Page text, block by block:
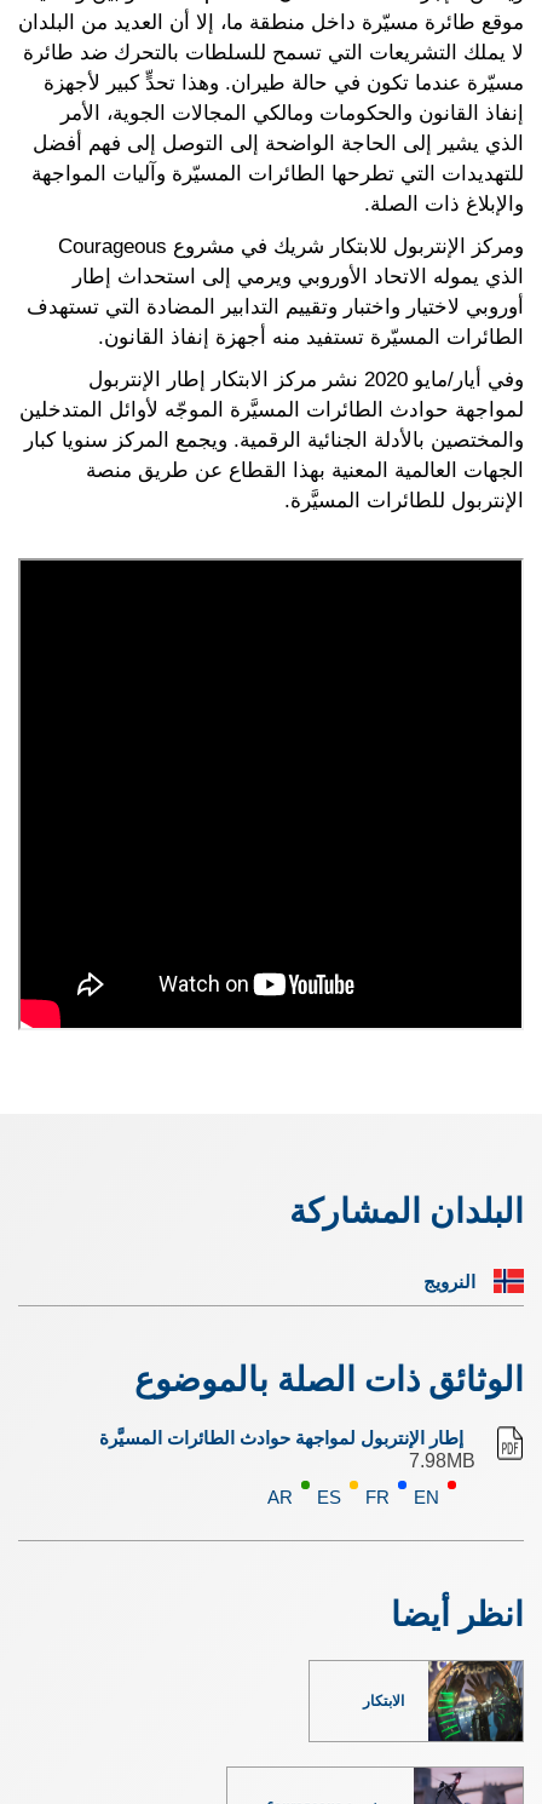
موقع طائرة مسيّرة داخل منطقة ما، إلا أن العديد من البلدان
لا يملك التشريعات التي تسمح للسلطات بالتحرك ضد طائرة
مسيّرة عندما تكون في حالة طيران. وهذا تحدٍّ كبير لأجهزة
إنفاذ القانون والحكومات ومالكي المجالات الجوية، الأمر
الذي يشير إلى الحاجة الواضحة إلى التوصل إلى فهم أفضل
للتهديدات التي تطرحها الطائرات المسيّرة وآليات المواجهة
والإبلاغ ذات الصلة.
ومركز الإنتربول للابتكار شريك في مشروع Courageous
الذي يموله الاتحاد الأوروبي ويرمي إلى استحداث إطار
أوروبي لاختيار واختبار وتقييم التدابير المضادة التي تستهدف
الطائرات المسيّرة تستفيد منه أجهزة إنفاذ القانون.
وفي أيار/مايو 2020 نشر مركز الابتكار إطار الإنتربول
لمواجهة حوادث الطائرات المسيَّرة الموجّه لأوائل المتدخلين
والمختصين بالأدلة الجنائية الرقمية. ويجمع المركز سنويا كبار
الجهات العالمية المعنية بهذا القطاع عن طريق منصة
الإنتربول للطائرات المسيَّرة.
البلدان المشاركة
النرويج
الوثائق ذات الصلة بالموضوع
إطار الإنتربول لمواجهة حوادث الطائرات المسيَّرة
7.98MB
EN
FR
ES
AR
انظر أيضا
الابتكار